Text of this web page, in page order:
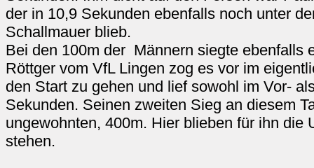
der in 10,9 Sekunden ebenfalls noch unter
Schallmauer blieb.
Bei den 100m der Männern siegte ebenfalls
Röttger vom VfL Lingen zog es vor im
den Start zu gehen und lief sowohl im Vor-
Sekunden. Seinen zweiten Sieg an diesem
ungewohnten, 400m. Hier blieben für ihn die
stehen.